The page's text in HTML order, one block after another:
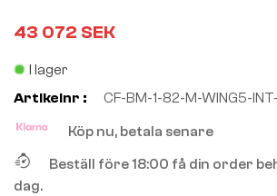
43 072 SEK
I lager
Artikelnr :
CF-BM-1-82-M-WING5-
Köp nu, betala senare
Beställ före 18:00 få din order
dag.